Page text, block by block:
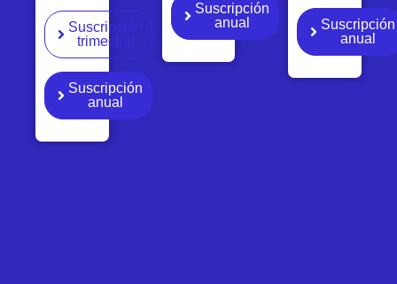
Suscripción
trimestral
Suscripción
anual
Suscripción
anual
Suscripción
anual